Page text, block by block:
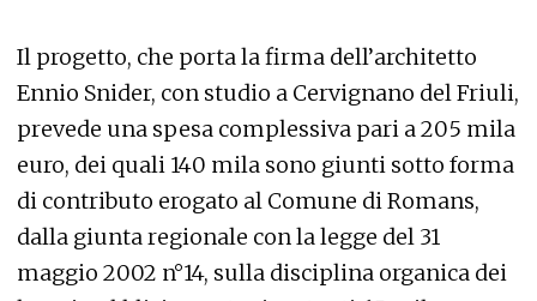
Il progetto, che porta la firma dell’architetto
Ennio Snider, con studio a Cervignano del Friuli,
prevede una spesa complessiva pari a 205 mila
euro, dei quali 140 mila sono giunti sotto forma
di contributo erogato al Comune di Romans,
dalla giunta regionale con la legge del 31
maggio 2002 n°14, sulla disciplina organica dei